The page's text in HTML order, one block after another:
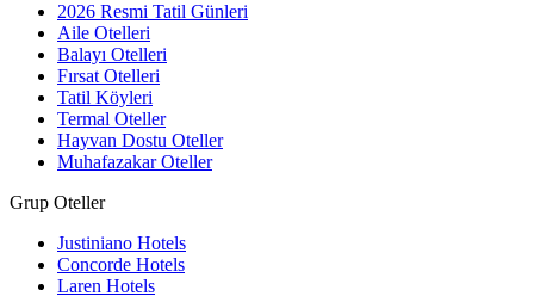
2026 Resmi Tatil Günleri
Aile Otelleri
Balayı Otelleri
Fırsat Otelleri
Tatil Köyleri
Termal Oteller
Hayvan Dostu Oteller
Muhafazakar Oteller
Grup Oteller
Justiniano Hotels
Concorde Hotels
Laren Hotels